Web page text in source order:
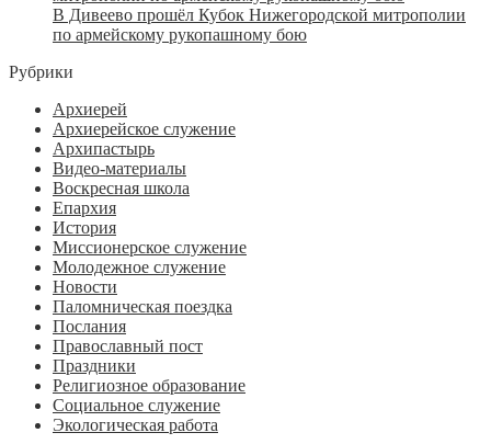
В Дивеево прошёл Кубок Нижегородской митрополии
по армейскому рукопашному бою
Рубрики
Архиерей
Архиерейское служение
Архипастырь
Видео-материалы
Воскресная школа
Епархия
История
Миссионерское служение
Молодежное служение
Новости
Паломническая поездка
Послания
Православный пост
Праздники
Религиозное образование
Социальное служение
Экологическая работа